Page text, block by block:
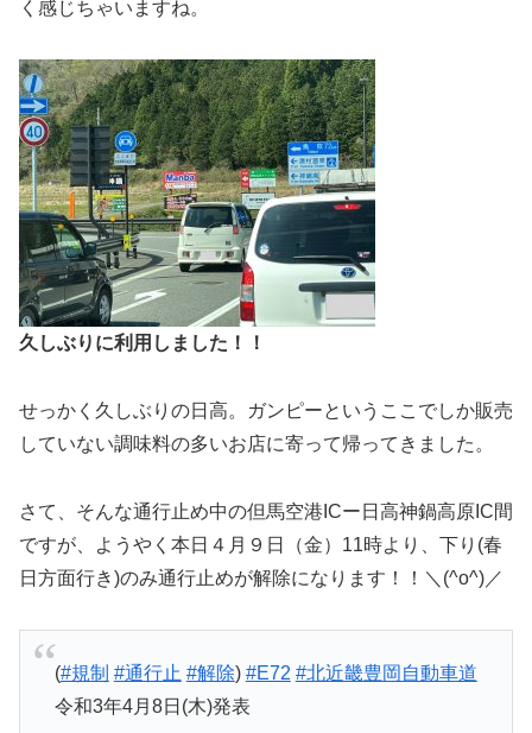
く感じちゃいますね。
久しぶりに利用しました！！
せっかく久しぶりの日高。ガンピーというここでしか販売
していない調味料の多いお店に寄って帰ってきました。
さて、そんな通行止め中の但馬空港ICー日高神鍋高原IC間
ですが、ようやく本日４月９日（金）11時より、下り(春
日方面行き)のみ通行止めが解除になります！！＼(^o^)／
(#規制 #通行止 #解除) #E72 #北近畿豊岡自動車道
令和3年4月8日(木)発表